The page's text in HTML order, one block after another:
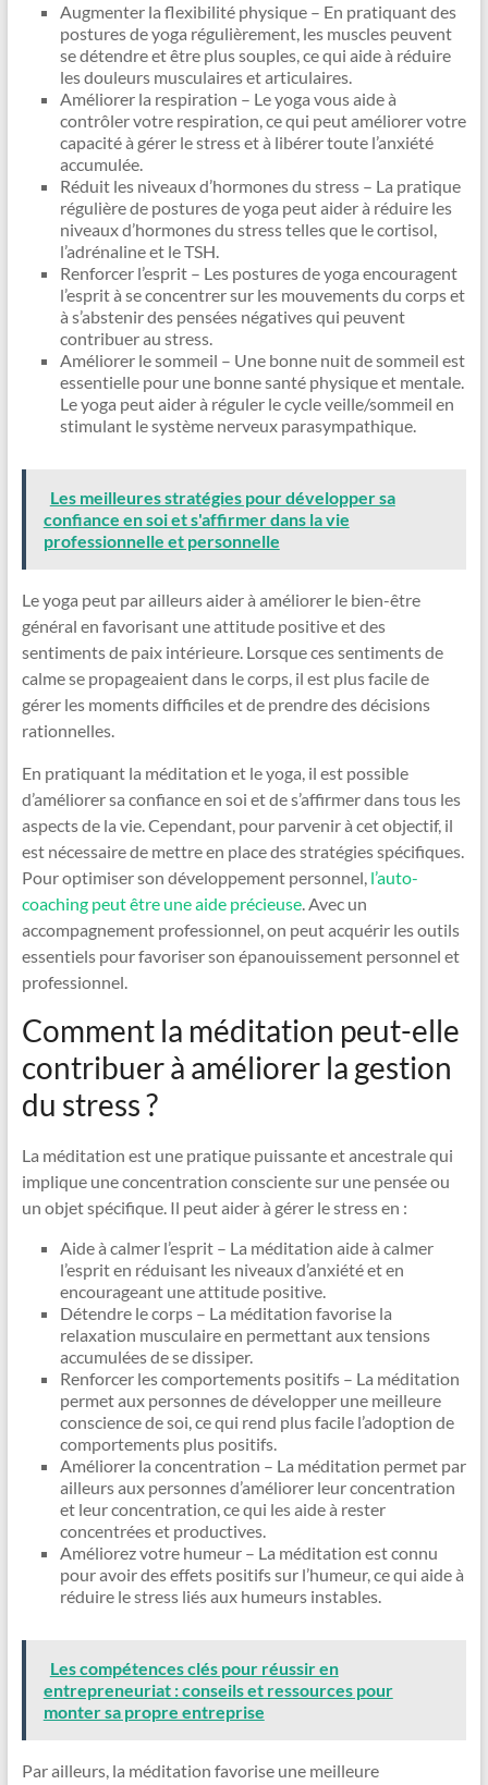
Augmenter la flexibilité physique – En pratiquant des
postures de yoga régulièrement, les muscles peuvent
se détendre et être plus souples, ce qui aide à réduire
les douleurs musculaires et articulaires.
Améliorer la respiration – Le yoga vous aide à
contrôler votre respiration, ce qui peut améliorer votre
capacité à gérer le stress et à libérer toute l’anxiété
accumulée.
Réduit les niveaux d’hormones du stress – La pratique
régulière de postures de yoga peut aider à réduire les
niveaux d’hormones du stress telles que le cortisol,
l’adrénaline et le TSH.
Renforcer l’esprit – Les postures de yoga encouragent
l’esprit à se concentrer sur les mouvements du corps et
à s’abstenir des pensées négatives qui peuvent
contribuer au stress.
Améliorer le sommeil – Une bonne nuit de sommeil est
essentielle pour une bonne santé physique et mentale.
Le yoga peut aider à réguler le cycle veille/sommeil en
stimulant le système nerveux parasympathique.
Les meilleures stratégies pour développer sa
confiance en soi et s'affirmer dans la vie
professionnelle et personnelle
Le yoga peut par ailleurs aider à améliorer le bien-être
général en favorisant une attitude positive et des
sentiments de paix intérieure. Lorsque ces sentiments de
calme se propageaient dans le corps, il est plus facile de
gérer les moments difficiles et de prendre des décisions
rationnelles.
En pratiquant la méditation et le yoga, il est possible
d’améliorer sa confiance en soi et de s’affirmer dans tous les
aspects de la vie. Cependant, pour parvenir à cet objectif, il
est nécessaire de mettre en place des stratégies spécifiques.
Pour optimiser son développement personnel, l’auto-
coaching peut être une aide précieuse. Avec un
accompagnement professionnel, on peut acquérir les outils
essentiels pour favoriser son épanouissement personnel et
professionnel.
Comment la méditation peut-elle
contribuer à améliorer la gestion
du stress ?
La méditation est une pratique puissante et ancestrale qui
implique une concentration consciente sur une pensée ou
un objet spécifique. Il peut aider à gérer le stress en :
Aide à calmer l’esprit – La méditation aide à calmer
l’esprit en réduisant les niveaux d’anxiété et en
encourageant une attitude positive.
Détendre le corps – La méditation favorise la
relaxation musculaire en permettant aux tensions
accumulées de se dissiper.
Renforcer les comportements positifs – La méditation
permet aux personnes de développer une meilleure
conscience de soi, ce qui rend plus facile l’adoption de
comportements plus positifs.
Améliorer la concentration – La méditation permet par
ailleurs aux personnes d’améliorer leur concentration
et leur concentration, ce qui les aide à rester
concentrées et productives.
Améliorez votre humeur – La méditation est connu
pour avoir des effets positifs sur l’humeur, ce qui aide à
réduire le stress liés aux humeurs instables.
Les compétences clés pour réussir en
entrepreneuriat : conseils et ressources pour
monter sa propre entreprise
Par ailleurs, la méditation favorise une meilleure